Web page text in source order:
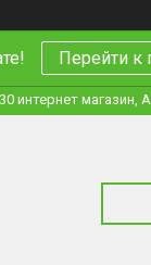
Перейти к
интернет магазин,